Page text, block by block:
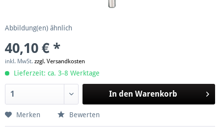
Abbildung(en) ähnlich
40,10 € *
inkl. MwSt. zzgl. Versandkosten
Lieferzeit: ca. 3-8 Werktage
In den Warenkorb
Merken Bewerten